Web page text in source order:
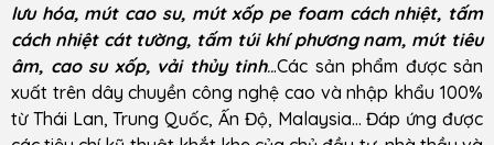
lưu hóa, mút cao su, mút xốp pe foam cách nhiệt, tấm
cách nhiệt cát tường, tấm túi khí phương nam, mút tiêu
âm, cao su xốp, vải thủy tinh...Các sản phẩm được sản
xuất trên dây chuyền công nghệ cao và nhập khẩu 100%
từ Thái Lan, Trung Quốc, Ấn Độ, Malaysia… Đáp ứng được